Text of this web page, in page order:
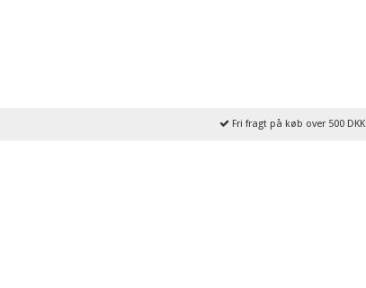
Fri fragt på køb over 500 DKK